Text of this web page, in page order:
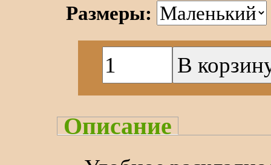
Размеры:
Описание